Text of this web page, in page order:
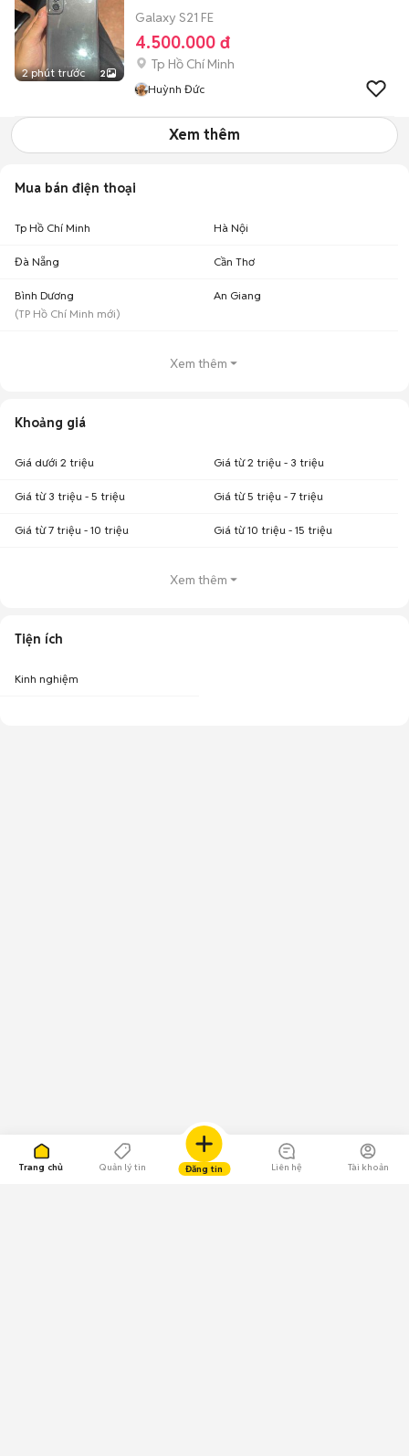
Trang chủ Quản lý tin Đăng tin Liên hệ Tài khoản
2 phút trước 2
Galaxy S21 FE
4.500.000 đ
Tp Hồ Chí Minh
Huỳnh Đức
Xem thêm
Mua bán điện thoại
Tp Hồ Chí Minh Hà Nội
Đà Nẵng Cần Thơ
Bình Dương
(TP Hồ Chí Minh mới)
An Giang
Xem thêm
Khoảng giá
Giá dưới 2 triệu Giá từ 2 triệu - 3 triệu
Giá từ 3 triệu - 5 triệu Giá từ 5 triệu - 7 triệu
Giá từ 7 triệu - 10 triệu Giá từ 10 triệu - 15 triệu
Xem thêm
Tiện ích
Kinh nghiệm